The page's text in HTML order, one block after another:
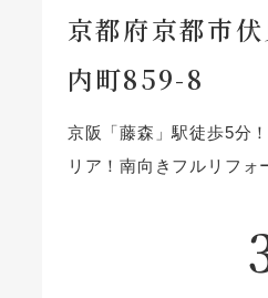
京都府京都市
内町859-8
京阪「藤森」駅徒歩5分
リア！南向きフルリフォ